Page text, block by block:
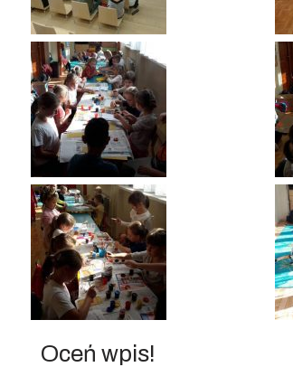
Oceń wpis!